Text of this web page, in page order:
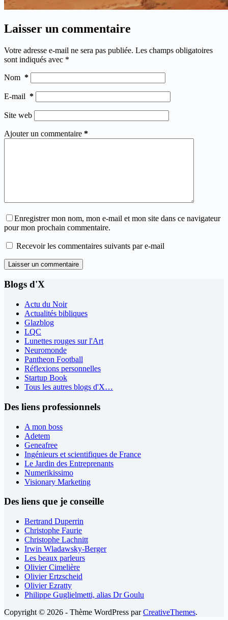
Laisser un commentaire
Votre adresse e-mail ne sera pas publiée. Les champs obligatoires
sont indiqués avec *
Nom *
E-mail *
Site web
Ajouter un commentaire *
Enregistrer mon nom, mon e-mail et mon site dans ce navigateur
pour mon prochain commentaire.
Recevoir les commentaires suivants par e-mail
Laisser un commentaire
Blogs d'X
Actu du Noir
Actualités bibliques
Glazblog
LQC
Lunettes rouges sur l'Art
Neuromonde
Pantheon Football
Réflexions personnelles
Startup Book
Tous les autres blogs d'X…
Des liens professionnels
A mon boss
Adetem
Geneafree
Ingénieurs et scientifiques de France
Le Jardin des Entreprenants
Numerikissimo
Visionary Marketing
Des liens que je conseille
Bertrand Duperrin
Christophe Faurie
Christophe Lachnitt
Irwin Wladawsky-Berger
Les beaux parleurs
Olivier Cimelière
Olivier Ertzscheid
Olivier Ezratty
Philippe Guglielmetti, alias Dr Goulu
Copyright © 2026 - Thème WordPress parCreativeThemes.